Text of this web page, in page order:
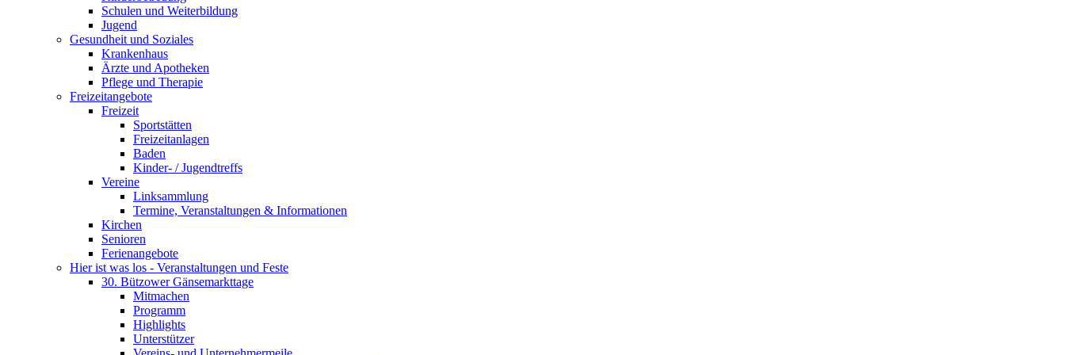
Schulen und Weiterbildung
Jugend
Gesundheit und Soziales
Krankenhaus
Ärzte und Apotheken
Pflege und Therapie
Freizeitangebote
Freizeit
Sportstätten
Freizeitanlagen
Baden
Kinder- / Jugendtreffs
Vereine
Linksammlung
Termine, Veranstaltungen & Informationen
Kirchen
Senioren
Ferienangebote
Hier ist was los - Veranstaltungen und Feste
30. Bützower Gänsemarkttage
Mitmachen
Programm
Highlights
Unterstützer